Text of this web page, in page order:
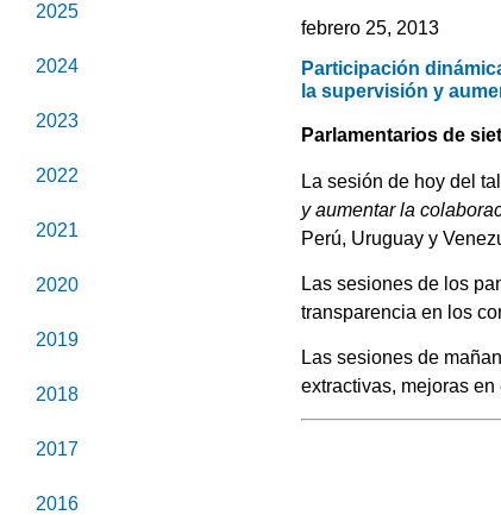
2025
2024
2023
2022
2021
2020
2019
2018
2017
2016
febrero 25, 2013
Participación
la supervisión y
Parlamentarios de
La sesión de hoy del
y aumentar la
Perú, Uruguay y
Las sesiones de los
transparencia en los
Las sesiones de
extractivas, mejoras